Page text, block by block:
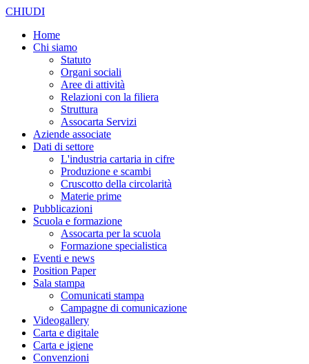
CHIUDI
Home
Chi siamo
Statuto
Organi sociali
Aree di attività
Relazioni con la filiera
Struttura
Assocarta Servizi
Aziende associate
Dati di settore
L'industria cartaria in cifre
Produzione e scambi
Cruscotto della circolarità
Materie prime
Pubblicazioni
Scuola e formazione
Assocarta per la scuola
Formazione specialistica
Eventi e news
Position Paper
Sala stampa
Comunicati stampa
Campagne di comunicazione
Videogallery
Carta e digitale
Carta e igiene
Convenzioni